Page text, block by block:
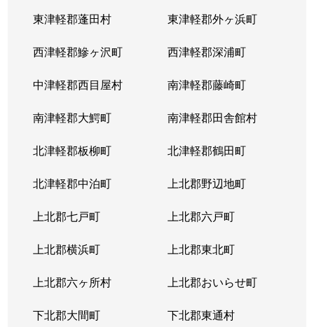
東津軽郡蓬田村 東津軽郡外ヶ浜町
西津軽郡鰺ヶ沢町 西津軽郡深浦町
中津軽郡西目屋村 南津軽郡藤崎町
南津軽郡大鰐町 南津軽郡田舎館村
北津軽郡板柳町 北津軽郡鶴田町
北津軽郡中泊町 上北郡野辺地町
上北郡七戸町 上北郡六戸町
上北郡横浜町 上北郡東北町
上北郡六ヶ所村 上北郡おいらせ町
下北郡大間町 下北郡東通村